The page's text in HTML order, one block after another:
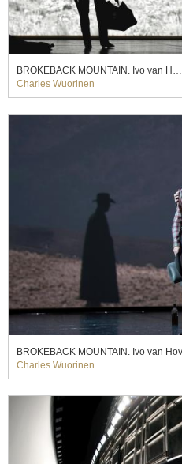
BROKEBACK MOUNTAIN. Ivo van Hove (2014)
Charles Wuorinen
BROKEBACK MOUNTAIN. Ivo van
Charles Wuorinen